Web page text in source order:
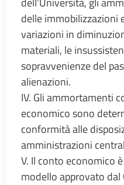
delle immobilizzazioni
variazioni in
materiali, le
sopravvenienze del
alienazioni.
IV. Gli ammortamenti
economico sono
conformità alle
amministrazioni
V. Il conto economico
modello approvato dal